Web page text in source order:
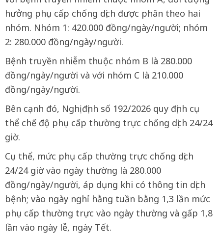
hưởng phụ cấp chống dịch được phân theo hai
nhóm. Nhóm 1: 420.000 đồng/ngày/người; nhóm
2: 280.000 đồng/ngày/người.
Bệnh truyền nhiễm thuộc nhóm B là 280.000
đồng/ngày/người và với nhóm C là 210.000
đồng/ngày/người.
Bên cạnh đó, Nghị định số 192/2026 quy định cụ
thể chế độ phụ cấp thường trực chống dịch 24/24
giờ.
Cụ thể, mức phụ cấp thường trực chống dịch
24/24 giờ vào ngày thường là 280.000
đồng/ngày/người, áp dụng khi có thông tin dịch
bệnh; vào ngày nghỉ hằng tuần bằng 1,3 lần mức
phụ cấp thường trực vào ngày thường và gấp 1,8
lần vào ngày lễ, ngày Tết.